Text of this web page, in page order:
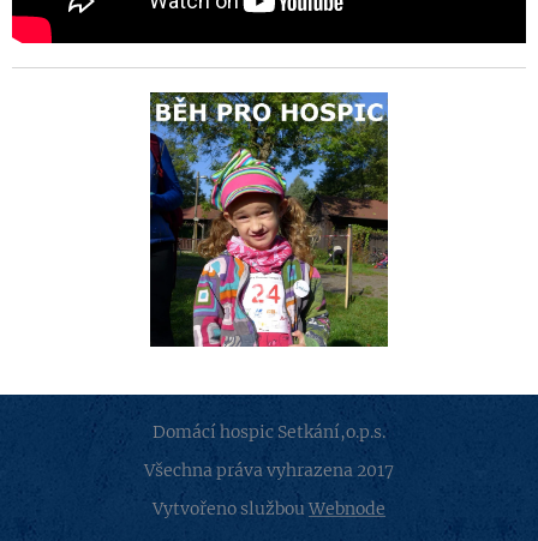
Domácí hospic Setkání,o.p.s.
Všechna práva vyhrazena 2017
Vytvořeno službouWebnode